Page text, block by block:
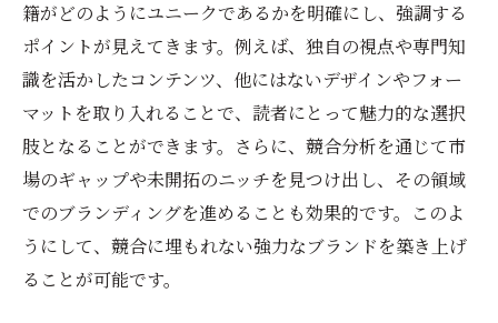
定期的な投稿スケジュールを設定する
読者とのエンゲージメントを高める方法
ビジュアルコンテンツでブランド認知を向
上
ハッシュタグ戦略を活用する
インフルエンサーとのコラボレーション
読者との信頼関係を築くための電子書籍ブラン
ディングの秘訣
籍がどのようにユニークであるかを明確にし、強調する
ポイントが見えてきます。例えば、独自の視点や専門知
識を活かしたコンテンツ、他にはないデザインやフォー
マットを取り入れることで、読者にとって魅力的な選択
肢となることができます。さらに、競合分析を通じて市
場のギャップや未開拓のニッチを見つけ出し、その領域
でのブランディングを進めることも効果的です。このよ
うにして、競合に埋もれない強力なブランドを築き上げ
ることが可能です。